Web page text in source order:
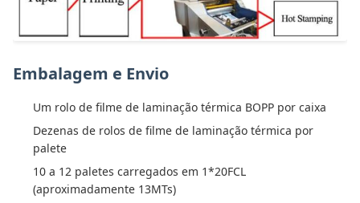
Embalagem e Envio
Um rolo de filme de laminação térmica BOPP por caixa
Dezenas de rolos de filme de laminação térmica por
palete
10 a 12 paletes carregados em 1*20FCL
(aproximadamente 13MTs)